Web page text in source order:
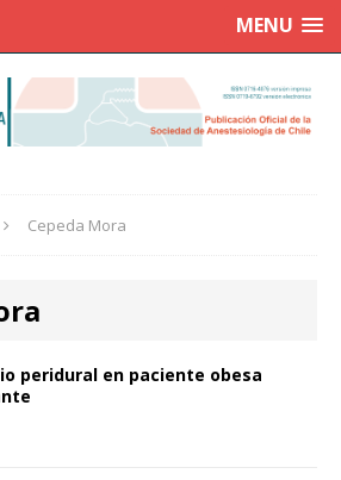
MENU
Cepeda Mora
peridural en paciente obesa